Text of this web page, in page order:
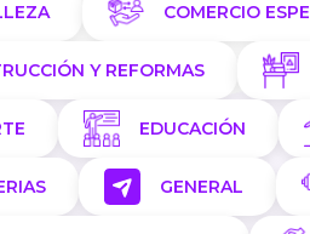
COMERCIO
Y REFORMAS
EDUCACIÓN
GENERAL